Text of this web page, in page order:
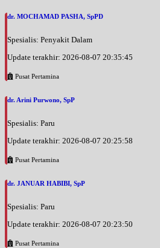
Jam 10:00 - 11:00
UMUM
Senin, 24/08/2026
UMUM
Senin, 24/08/2026
UMUM
Jam 08:00 - 11:00
Jam 16:00 - 19:00
UMUM
dr. MOCHAMAD PASHA, SpPD
Spesialis: Penyakit Dalam
Update terakhir: 2026-08-07 20:35:45
Pusat Pertamina
dr. Arini Purwono, SpP
Spesialis: Paru
Update terakhir: 2026-08-07 20:25:58
Pusat Pertamina
dr. JANUAR HABIBI, SpP
Spesialis: Paru
Update terakhir: 2026-08-07 20:23:50
Pusat Pertamina